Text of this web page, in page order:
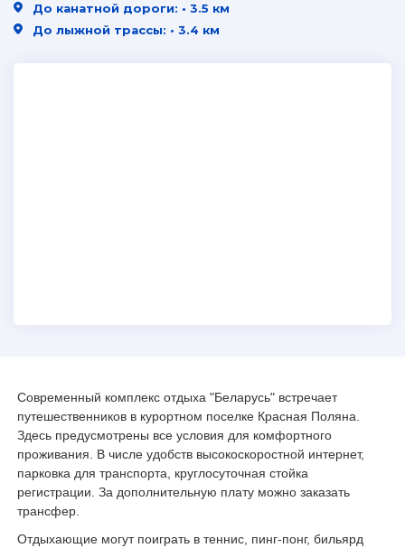
Современный комплекс отдыха "Беларусь" встречает
путешественников в курортном поселке Красная Поляна.
Здесь предусмотрены все условия для комфортного
проживания. В числе удобств высокоскоростной интернет,
парковка для транспорта, круглосуточная стойка
регистрации. За дополнительную плату можно заказать
трансфер.
Отдыхающие могут поиграть в теннис, пинг-понг, бильярд
До канатной дороги: • 3.5 км
До лыжной трассы: • 3.4 км